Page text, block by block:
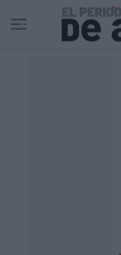
Ir al contenido principal